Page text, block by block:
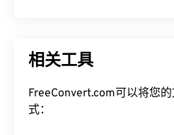
相关工具
FreeConvert.com可以将您
式：